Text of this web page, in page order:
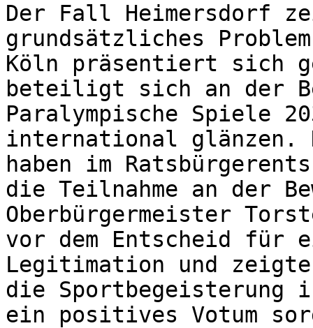
Der Fall Heimersdorf
grundsätzliches
Köln präsentiert sich
beteiligt sich an der
Paralympische Spiele
international glänzen.
haben im
die Teilnahme an der
Oberbürgermeister
vor dem Entscheid für
Legitimation und
die Sportbegeisterung
ein positives Votum